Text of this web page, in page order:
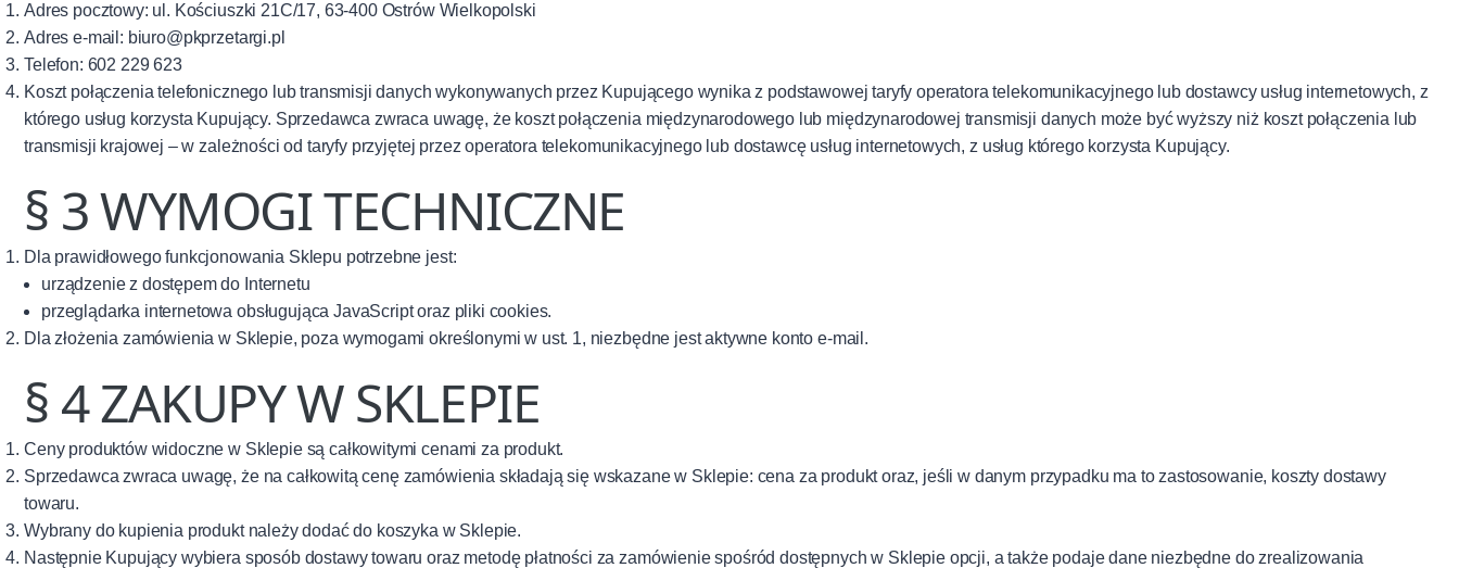
Adres pocztowy: ul. Kościuszki 21C/17, 63-400 Ostrów Wielkopolski
Adres e-mail: biuro@pkprzetargi.pl
Telefon: 602 229 623
Koszt połączenia telefonicznego lub transmisji danych wykonywanych przez Kupującego wynika z podstawowej taryfy operatora telekomunikacyjnego lub dostawcy usług internetowych, z
którego usług korzysta Kupujący. Sprzedawca zwraca uwagę, że koszt połączenia międzynarodowego lub międzynarodowej transmisji danych może być wyższy niż koszt połączenia lub
transmisji krajowej – w zależności od taryfy przyjętej przez operatora telekomunikacyjnego lub dostawcę usług internetowych, z usług którego korzysta Kupujący.
§ 3 WYMOGI TECHNICZNE
Dla prawidłowego funkcjonowania Sklepu potrzebne jest:
urządzenie z dostępem do Internetu
przeglądarka internetowa obsługująca JavaScript oraz pliki cookies.
Dla złożenia zamówienia w Sklepie, poza wymogami określonymi w ust. 1, niezbędne jest aktywne konto e-mail.
§ 4 ZAKUPY W SKLEPIE
Ceny produktów widoczne w Sklepie są całkowitymi cenami za produkt.
Sprzedawca zwraca uwagę, że na całkowitą cenę zamówienia składają się wskazane w Sklepie: cena za produkt oraz, jeśli w danym przypadku ma to zastosowanie, koszty dostawy
towaru.
Wybrany do kupienia produkt należy dodać do koszyka w Sklepie.
Następnie Kupujący wybiera sposób dostawy towaru oraz metodę płatności za zamówienie spośród dostępnych w Sklepie opcji, a także podaje dane niezbędne do zrealizowania